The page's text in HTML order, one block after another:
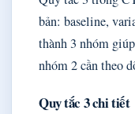
bản: baseline,
thành 3 nhóm
nhóm 2 cần theo
Quy tắc 3 chi tiết